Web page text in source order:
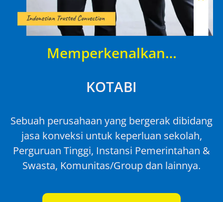
Memperkenalkan…
KOTABI
Sebuah perusahaan yang bergerak dibidang
jasa konveksi untuk keperluan sekolah,
Perguruan Tinggi, Instansi Pemerintahan &
Swasta, Komunitas/Group dan lainnya.